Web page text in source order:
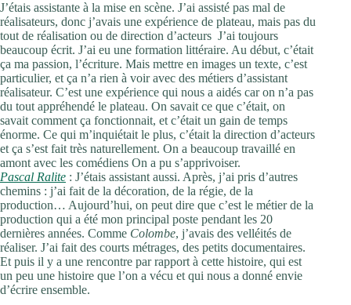
J’étais assistante à la mise en scène. J’ai assisté pas mal de
réalisateurs, donc j’avais une expérience de plateau, mais pas du
tout de réalisation ou de direction d’acteurs J’ai toujours
beaucoup écrit. J’ai eu une formation littéraire. Au début, c’était
ça ma passion, l’écriture. Mais mettre en images un texte, c’est
particulier, et ça n’a rien à voir avec des métiers d’assistant
réalisateur. C’est une expérience qui nous a aidés car on n’a pas
du tout appréhendé le plateau. On savait ce que c’était, on
savait comment ça fonctionnait, et c’était un gain de temps
énorme. Ce qui m’inquiétait le plus, c’était la direction d’acteurs
et ça s’est fait très naturellement. On a beaucoup travaillé en
amont avec les comédiens On a pu s’apprivoiser.
Pascal Ralite : J’étais assistant aussi. Après, j’ai pris d’autres
chemins : j’ai fait de la décoration, de la régie, de la
production… Aujourd’hui, on peut dire que c’est le métier de la
production qui a été mon principal poste pendant les 20
dernières années. Comme Colombe, j’avais des velléités de
réaliser. J’ai fait des courts métrages, des petits documentaires.
Et puis il y a une rencontre par rapport à cette histoire, qui est
un peu une histoire que l’on a vécu et qui nous a donné envie
d’écrire ensemble.